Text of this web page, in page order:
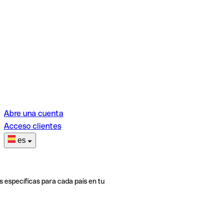
Abre una cuenta
Acceso clientes
es
específicas para cada país en tu